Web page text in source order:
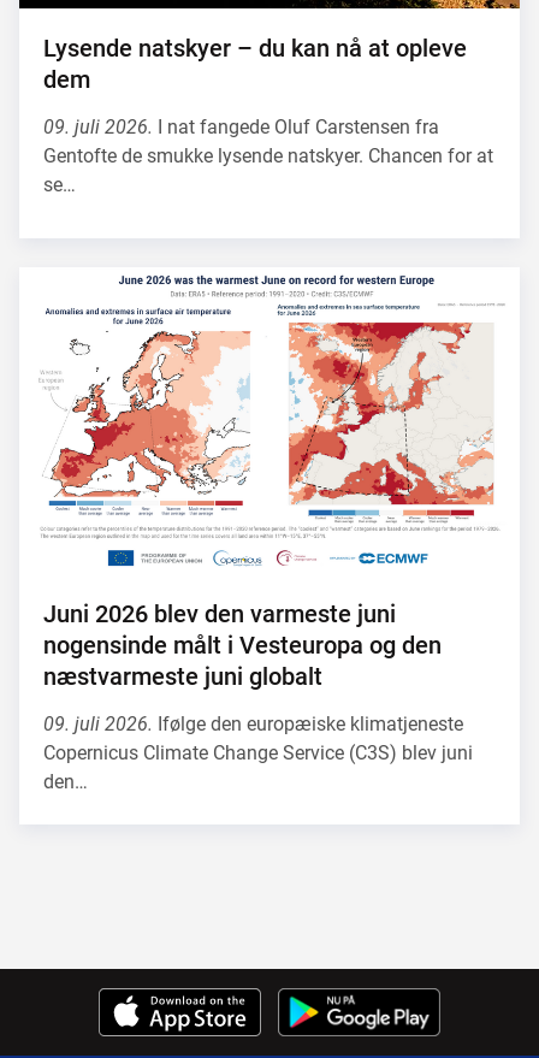
Lysende natskyer – du kan nå at opleve
dem
09. juli 2026. I nat fangede Oluf Carstensen fra
Gentofte de smukke lysende natskyer. Chancen for at
se…
Juni 2026 blev den varmeste juni
nogensinde målt i Vesteuropa og den
næstvarmeste juni globalt
09. juli 2026. Ifølge den europæiske klimatjeneste
Copernicus Climate Change Service (C3S) blev juni
den…